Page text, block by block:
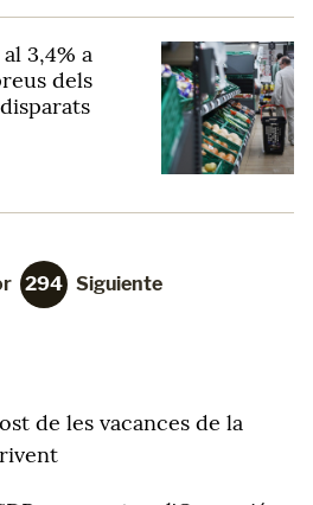
3,4% a
dels
294 Siguiente
de les vacances de la